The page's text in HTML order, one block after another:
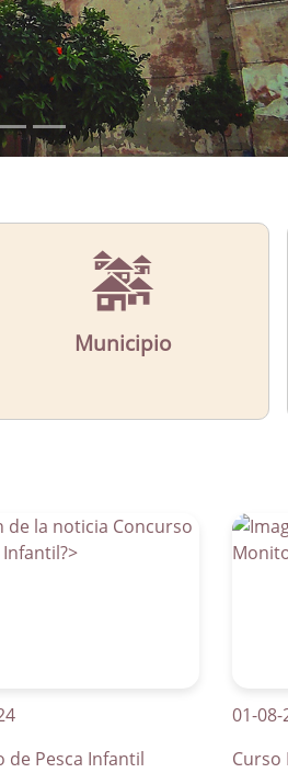
Municipio
Infantil
01-08-2024
Curso